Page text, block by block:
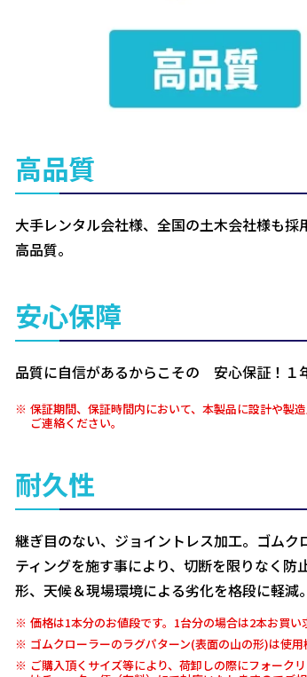
高品質
大手レンタル会社様、全国の土木会社様も
高品質。
安心保障
品質に自信があるからこその 安心保証！１
保証期間、保証時間内において、本製品に設計や製
ご連絡ください。
耐久性
継ぎ目のない、ジョイントレス加工。ゴム
ティングを施す事により、切断を限りなく
形、天候＆現場環境による劣化を格段に軽減。
価格は1本分のお値段です。1台分の場合は2本お買い
ゴムクローラーのラグパターン(表面の山の形)は使
ご購入頂くサイズ等により、荷卸しの際にフォーク